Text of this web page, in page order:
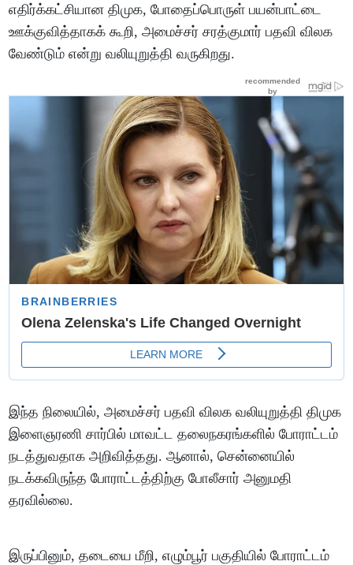
எதிர்க்கட்சியான திமுக, போதைப்பொருள் பயன்பாட்டை
ஊக்குவித்தாகக் கூறி, அமைச்சர் சரத்குமார் பதவி விலக
வேண்டும் என்று வலியுறுத்தி வருகிறது.
இந்த நிலையில், அமைச்சர் பதவி விலக வலியுறுத்தி திமுக
இளைஞரணி சார்பில் மாவட்ட தலைநகரங்களில் போராட்டம்
நடத்துவதாக அறிவித்தது. ஆனால், சென்னையில்
நடக்கவிருந்த போராட்டத்திற்கு போலீசார் அனுமதி
தரவில்லை.
இருப்பினும், தடையை மீறி, எழும்பூர் பகுதியில் போராட்டம்